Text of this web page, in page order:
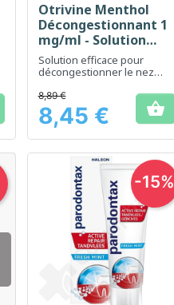
Aperçu rapide
Otrivine Menthol
Décongestionnant 1
mg/ml - Solution
nasale 10 ml
Solution efficace pour
décongestionner le nez
Prix
8,89 €
8,45 € 
-15%